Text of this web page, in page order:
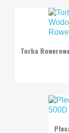
Torba